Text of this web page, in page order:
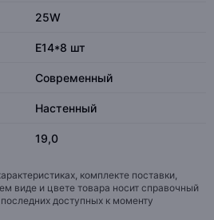
25W
E14*8 шт
Современный
Настенный
19,0
комплекте поставки,
виде и цвете товара носит справочный
доступных к моменту